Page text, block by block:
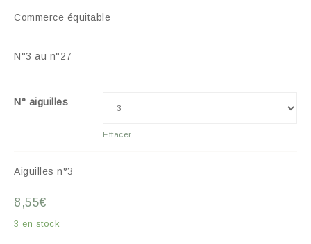
Commerce équitable
N°3 au n°27
N° aiguilles
Effacer
Aiguilles n°3
8,55€
3 en stock